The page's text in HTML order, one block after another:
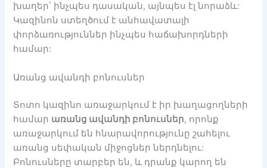
խաղեր՝ ինչպես դասական, այնպես էլ նորաձև:
Կազինոն ստեղծում է անհավատալի
փորձառություններ ինչպես հաճախորդների
համար:
Առանց ավանդի բոնուսներ
Տոտո կազինո առաջարկում է իր խաղացողների
համար առանց ավանդի բոնուսներ, որոնք
առաջարկում են հնարավորությունը շահելու
առանց սեփական միջոցներ ներդնելու:
Բոնուսները տարբեր են, և դրանք կարող են